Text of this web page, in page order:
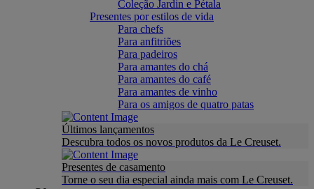
Coleção Jardin e Pétala
Presentes por estilos de vida
Para chefs
Para anfitriões
Para padeiros
Para amantes do chá
Para amantes do café
Para amantes de vinho
Para os amigos de quatro patas
Últimos lançamentos
Descubra todos os novos produtos da Le Creuset.
Presentes de casamento
Torne o seu dia especial ainda mais com Le Creuset.